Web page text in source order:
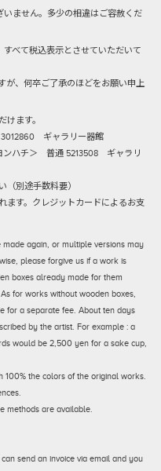
ません。多少の相違はご容赦くだ
べて税込表示とさせていただいて
が、何卒ご了承のほどをお願い申上
けます。
ギャラリー器館
ンハチ＞ 普通 5213508 ギャラリ
別途手数料要）
ます。クレジットカードによるお支
made again, or multiple versions may
please forgive us if a work is
boxes already made for them
for works without wooden boxes,
for a separate fee. About ten days
by the artist. For example : a
would be 2,500 yen for a sake cup,
the colors of the original works.
methods are available.
send an invoice via email and you